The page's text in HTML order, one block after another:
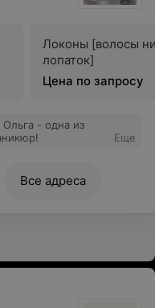
Локоны [волосы
лопаток]
Цена по запросу
- одна из
Еще
Все адреса